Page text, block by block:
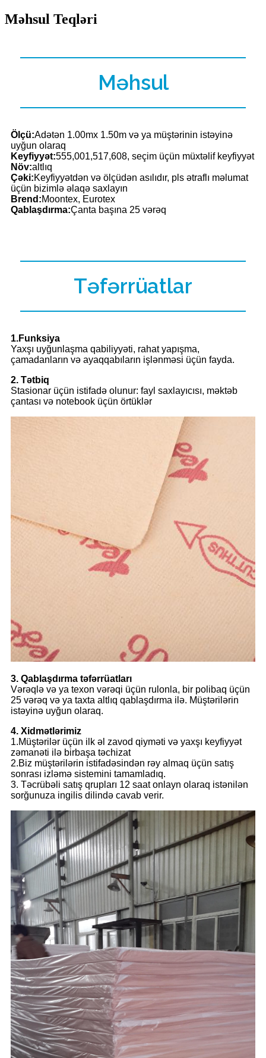
Məhsul Teqləri
Məhsul
Ölçü:Adətən 1.00mx 1.50m və ya müştərinin istəyinə
uyğun olaraq
Keyfiyyət:555,001,517,608, seçim üçün müxtəlif keyfiyyət
Növ:altlıq
Çəki:Keyfiyyətdən və ölçüdən asılıdır, pls ətraflı məlumat
üçün bizimlə əlaqə saxlayın
Brend:Moontex, Eurotex
Qablaşdırma:Çanta başına 25 vərəq
Təfərrüatlar
1.Funksiya
Yaxşı uyğunlaşma qabiliyyəti, rahat yapışma,
çamadanların və ayaqqabıların işlənməsi üçün fayda.
2. Tətbiq
Stasionar üçün istifadə olunur: fayl saxlayıcısı, məktəb
çantası və notebook üçün örtüklər
3. Qablaşdırma təfərrüatları
Vərəqlə və ya texon vərəqi üçün rulonla, bir polibaq üçün
25 vərəq və ya taxta altlıq qablaşdırma ilə. Müştərilərin
istəyinə uyğun olaraq.
4. Xidmətlərimiz
1.Müştərilər üçün ilk əl zavod qiyməti və yaxşı keyfiyyət
zəmanəti ilə birbaşa təchizat
2.Biz müştərilərin istifadəsindən rəy almaq üçün satış
sonrası izləmə sistemini tamamladıq.
3. Təcrübəli satış qrupları 12 saat onlayn olaraq istənilən
sorğunuza ingilis dilində cavab verir.